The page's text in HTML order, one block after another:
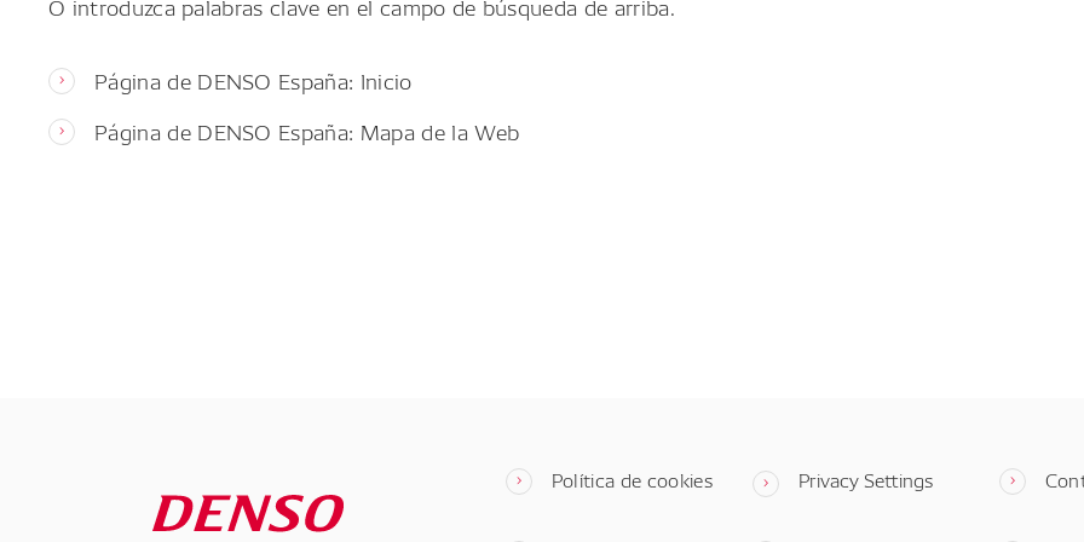
Página de DENSO España: Inicio
Página de DENSO España: Mapa de la Web
Política de cookies Privacy Settings